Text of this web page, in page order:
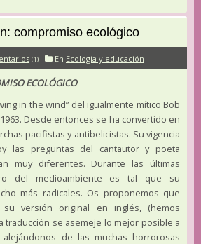
compromiso ecológico
(1) En Ecología y educación
ECOLÓGICO
in the wind” del igualmente mítico Bob
Desde entonces se ha convertido en
pacifistas y antibelicistas. Su vigencia
las preguntas del cantautor y poeta
muy diferentes. Durante las últimas
del medioambiente es tal que su
más radicales. Os proponemos que
versión original en inglés, (hemos
traducción se asemeje lo mejor posible a
de las muchas horrorosas